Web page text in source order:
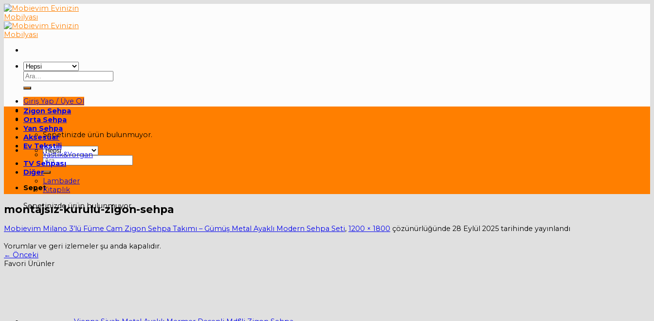
Skip
to
content
Ara:
Giriş Yap / Üye Ol
Sepet /0,00
Sepetinizde ürün bulunmuyor.
Ara:
Sepet
Sepetinizde ürün bulunmuyor.
Zigon Sehpa
Orta Sehpa
Yan Sehpa
Aksesuar
Ev Tekstili
Yastık&Yorgan
TV Sehpası
Diğer
Lambader
Kitaplık
montajsız-kurulu-zigon-sehpa
Mobievim Milano 3’lü Füme Cam Zigon Sehpa Takımı – Gümüş Metal Ayaklı Modern Sehpa Seti, 1200 × 1800 çözünürlüğünde 28 Eylül 2025 tarihinde yayınlandı
Yorumlar ve geri izlemeler şu anda kapalıdır.
← Önceki
Favori Ürünler